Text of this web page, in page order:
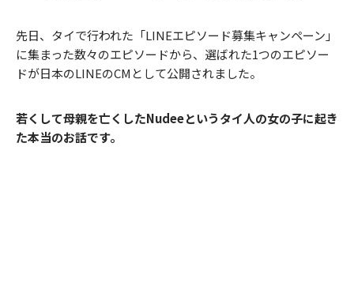
先日、タイで行われた「LINEエピソ­ード募集キャンペーン」
に集まった数々のエピソードから、選ばれた1つのエピソー
ドが日本のLINEのCMとして公開されました。
若くして母親を亡くしたNudeeというタイ人の女の子に起き
た本当のお話です。